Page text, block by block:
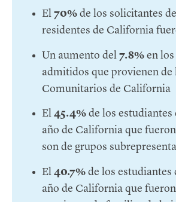
El 70% de los solicitantes
residentes de California
Un aumento del 7.8% en
admitidos que provienen de
Comunitarios de California
El 45.4% de los
año de California que
son de grupos
El 40.7% de los estudiantes
año de California que